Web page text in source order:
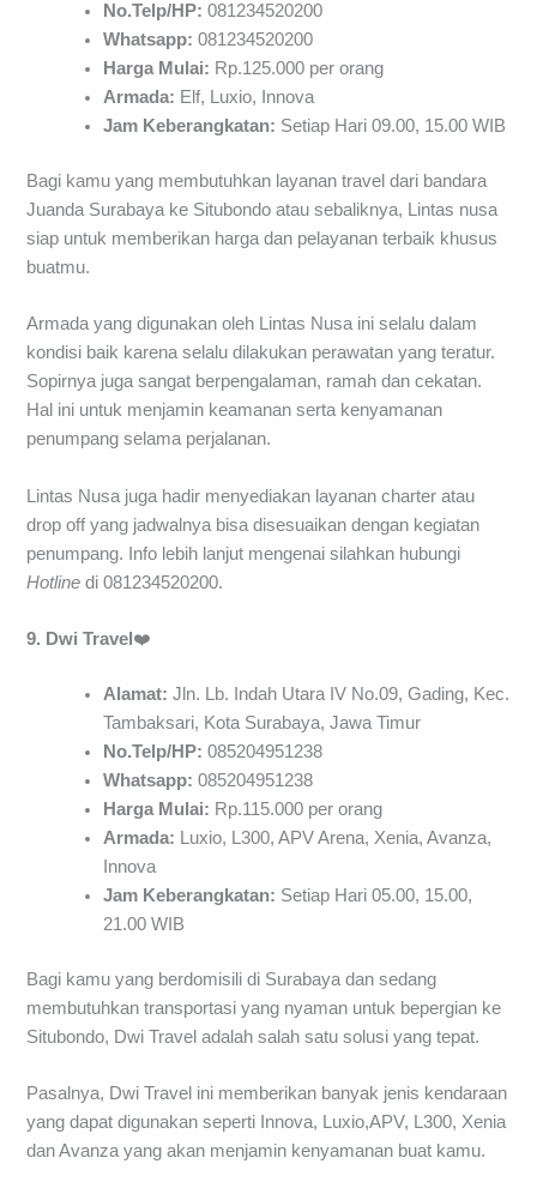
No.Telp/HP: 081234520200
Whatsapp:081234520200
Harga Mulai: Rp.125.000 per orang
Armada: Elf, Luxio, Innova
Jam Keberangkatan: Setiap Hari 09.00, 15.00 WIB
Bagi kamu yang membutuhkan layanan travel dari bandara
Juanda Surabaya ke Situbondo atau sebaliknya, Lintas nusa
siap untuk memberikan harga dan pelayanan terbaik khusus
buatmu.
Armada yang digunakan oleh Lintas Nusa ini selalu dalam
kondisi baik karena selalu dilakukan perawatan yang teratur.
Sopirnya juga sangat berpengalaman, ramah dan cekatan.
Hal ini untuk menjamin keamanan serta kenyamanan
penumpang selama perjalanan.
Lintas Nusa juga hadir menyediakan layanan charter atau
drop off yang jadwalnya bisa disesuaikan dengan kegiatan
penumpang. Info lebih lanjut mengenai silahkan hubungi
Hotline di 081234520200.
9. Dwi Travel ❤️
Alamat: Jln. Lb. Indah Utara IV No.09, Gading, Kec.
Tambaksari, Kota Surabaya, Jawa Timur
No.Telp/HP: 085204951238
Whatsapp: 085204951238
Harga Mulai: Rp.115.000 per orang
Armada: Luxio, L300, APV Arena, Xenia, Avanza,
Innova
Jam Keberangkatan: Setiap Hari 05.00, 15.00,
21.00 WIB
Bagi kamu yang berdomisili di Surabaya dan sedang
membutuhkan transportasi yang nyaman untuk bepergian ke
Situbondo, Dwi Travel adalah salah satu solusi yang tepat.
Pasalnya, Dwi Travel ini memberikan banyak jenis kendaraan
yang dapat digunakan seperti Innova, Luxio,APV, L300, Xenia
dan Avanza yang akan menjamin kenyamanan buat kamu.